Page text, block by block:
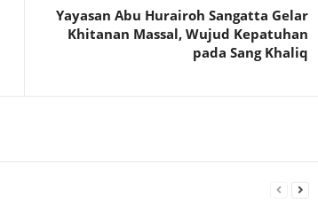
Yayasan Abu Hurairoh Sangatta Gelar
Khitanan Massal, Wujud Kepatuhan
pada Sang Khaliq